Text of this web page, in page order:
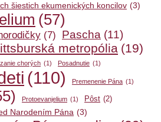
šiestich ekumenických koncilov (3)
(57)
(7) Pascha (11)
metropólia (19)
chorých (1) Posadnutie (1)
(110) Premenenie Pána (1)
Protoevanjelium (1) Pôst (2)
Narodením Pána (3)